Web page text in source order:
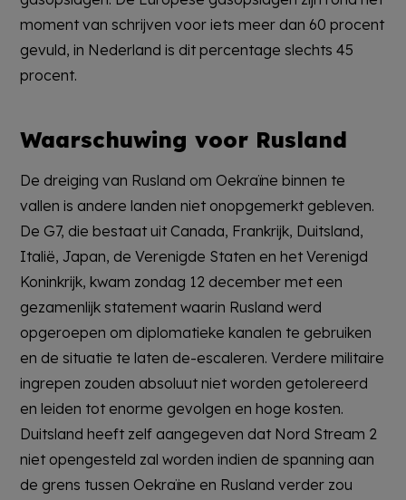
moment van schrijven voor iets meer dan 60 procent
gevuld, in Nederland is dit percentage slechts 45
procent.
Waarschuwing voor Rusland
De dreiging van Rusland om Oekraïne binnen te
vallen is andere landen niet onopgemerkt gebleven.
De G7, die bestaat uit Canada, Frankrijk, Duitsland,
Italië, Japan, de Verenigde Staten en het Verenigd
Koninkrijk, kwam zondag 12 december met een
gezamenlijk statement waarin Rusland werd
opgeroepen om diplomatieke kanalen te gebruiken
en de situatie te laten de-escaleren. Verdere militaire
ingrepen zouden absoluut niet worden getolereerd
en leiden tot enorme gevolgen en hoge kosten.
Duitsland heeft zelf aangegeven dat Nord Stream 2
niet opengesteld zal worden indien de spanning aan
de grens tussen Oekraïne en Rusland verder zou